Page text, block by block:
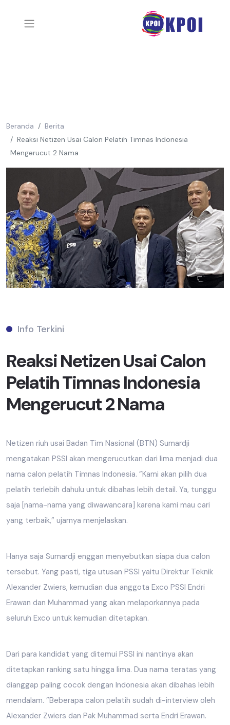
Beranda
Berita
Reaksi Netizen Usai Calon Pelatih Timnas Indonesia
Mengerucut 2 Nama
Info Terkini
Reaksi Netizen Usai Calon
Pelatih Timnas Indonesia
Mengerucut 2 Nama
Netizen riuh usai Badan Tim Nasional (BTN) Sumardji
mengatakan PSSI akan mengerucutkan dari lima menjadi dua
nama calon pelatih Timnas Indonesia. ”Kami akan pilih dua
pelatih terlebih dahulu untuk dibahas lebih detail. Ya, tunggu
saja [nama-nama yang diwawancara] karena kami mau cari
yang terbaik,” ujarnya menjelaskan.
Hanya saja Sumardji enggan menyebutkan siapa dua calon
tersebut. Yang pasti, tiga utusan PSSI yaitu Direktur Teknik
Alexander Zwiers, kemudian dua anggota Exco PSSI Endri
Erawan dan Muhammad yang akan melaporkannya pada
seluruh Exco untuk kemudian ditetapkan.
Dari para kandidat yang ditemui PSSI ini nantinya akan
ditetapkan ranking satu hingga lima. Dua nama teratas yang
dianggap paling cocok dengan Indonesia akan dibahas lebih
mendalam. ”Beberapa calon pelatih sudah di-interview oleh
Alexander Zwiers dan Pak Muhammad serta Endri Erawan.